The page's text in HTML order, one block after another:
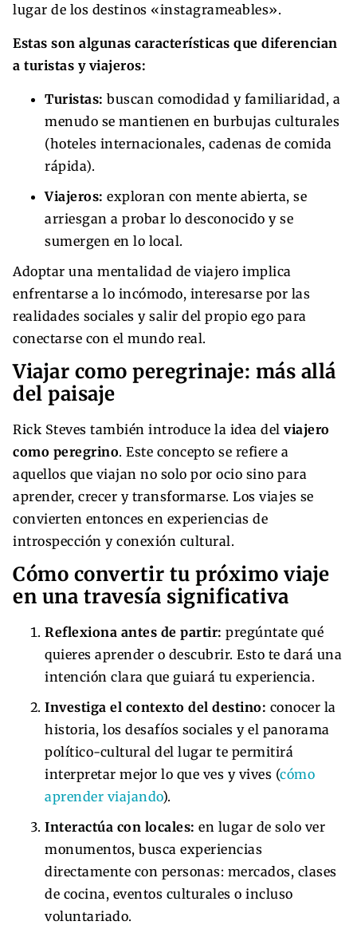
lugar de los destinos «instagrameables».
Estas son algunas características que diferencian
a turistas y viajeros:
Turistas: buscan comodidad y familiaridad, a
menudo se mantienen en burbujas culturales
(hoteles internacionales, cadenas de comida
rápida).
Viajeros: exploran con mente abierta, se
arriesgan a probar lo desconocido y se
sumergen en lo local.
Adoptar una mentalidad de viajero implica
enfrentarse a lo incómodo, interesarse por las
realidades sociales y salir del propio ego para
conectarse con el mundo real.
Viajar como peregrinaje: más allá
del paisaje
Rick Steves también introduce la idea del viajero
como peregrino. Este concepto se refiere a
aquellos que viajan no solo por ocio sino para
aprender, crecer y transformarse. Los viajes se
convierten entonces en experiencias de
introspección y conexión cultural.
Cómo convertir tu próximo viaje
en una travesía significativa
Reflexiona antes de partir: pregúntate qué
quieres aprender o descubrir. Esto te dará una
intención clara que guiará tu experiencia.
Investiga el contexto del destino: conocer la
historia, los desafíos sociales y el panorama
político-cultural del lugar te permitirá
interpretar mejor lo que ves y vives (cómo
aprender viajando).
Interactúa con locales: en lugar de solo ver
monumentos, busca experiencias
directamente con personas: mercados, clases
de cocina, eventos culturales o incluso
voluntariado.